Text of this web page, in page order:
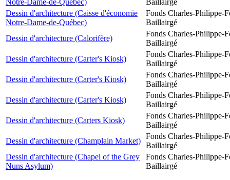
Notre-Dame-de-Québec)
Baillairgé
Dessin d'architecture (Caisse d'économie
Notre-Dame-de-Québec)
Fonds Charles-Philippe-
Baillairgé
Dessin d'architecture (Calorifère)
Fonds Charles-Philippe-
Baillairgé
Dessin d'architecture (Carter's Kiosk)
Fonds Charles-Philippe-
Baillairgé
Dessin d'architecture (Carter's Kiosk)
Fonds Charles-Philippe-
Baillairgé
Dessin d'architecture (Carter's Kiosk)
Fonds Charles-Philippe-
Baillairgé
Dessin d'architecture (Carters Kiosk)
Fonds Charles-Philippe-
Baillairgé
Dessin d'architecture (Champlain Market)
Fonds Charles-Philippe-
Baillairgé
Dessin d'architecture (Chapel of the Grey
Nuns Asylum)
Fonds Charles-Philippe-
Baillairgé